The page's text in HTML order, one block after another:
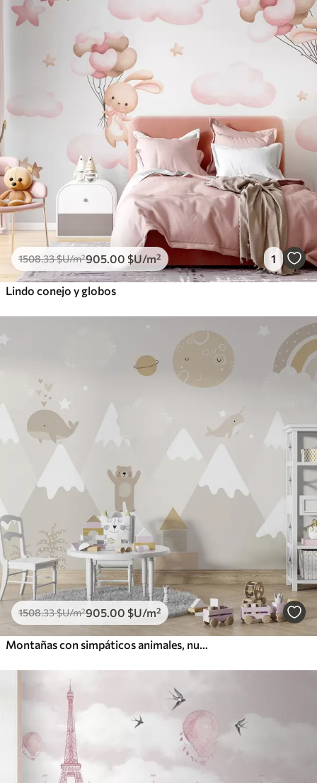
1508.33$U/m²905 .00 $U/m² 1
Lindo conejo y globos
1508.33$U/m²905 .00 $U/m²